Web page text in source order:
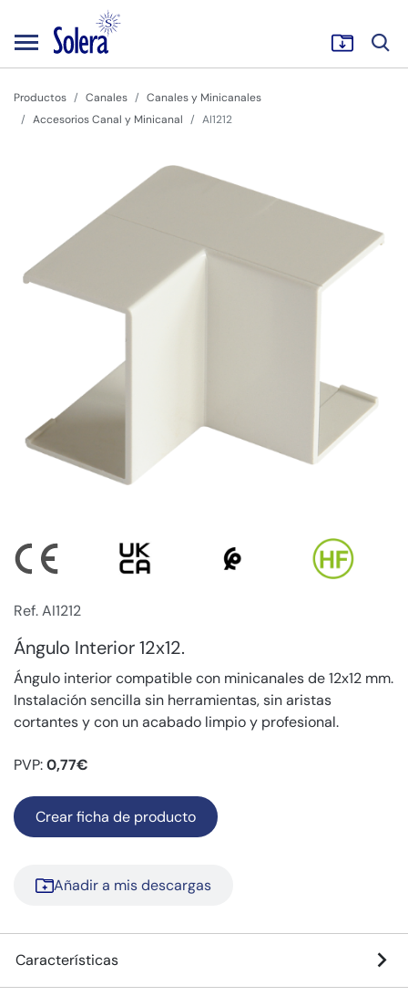
Productos Canales
Canales y Minicanales
Accesorios Canal y Minicanal
AI1212
Ref. AI1212
Ángulo Interior 12x12.
Ángulo interior compatible con minicanales de 12x12 mm.
Instalación sencilla sin herramientas, sin aristas
cortantes y con un acabado limpio y profesional.
PVP:0,77€
Crear ficha de producto
Añadir a mis descargas
Características